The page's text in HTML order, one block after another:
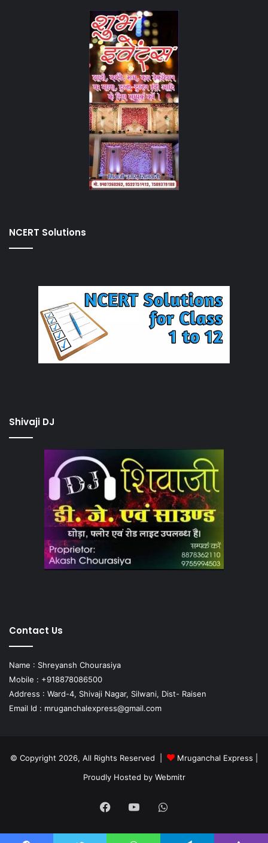
NCERT Solutions
Shivaji DJ
Contact Us
Name : Shreyansh Chourasiya
Mobile : +918878086500
Address : Ward-4, Shivaji Nagar, Silwani, Dist- Raisen
Email Id : mruganchalexpress@gmail.com
© Copyright 2026, All Rights Reserved | Mruganchal Express
Proudly Hosted by Webmitr
Facebook
YouTubeWhatsApp